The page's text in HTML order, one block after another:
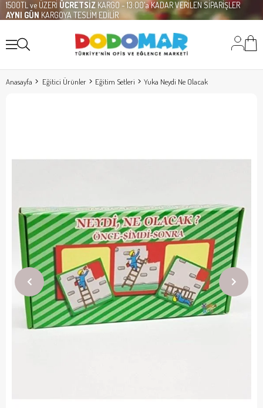
1500TL ve ÜZERİ ÜCRETSİZ KARGO - 13:00'a KADAR VERİLEN SİPARİŞLER
AYNI GÜN KARGOYA TESLİM EDİLİR
Anasayfa Eğitici Ürünler Eğitim Setleri Yuka Neydi Ne Olacak